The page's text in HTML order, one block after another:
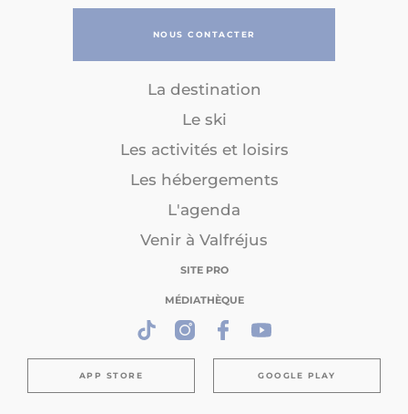
NOUS CONTACTER
La destination
Le ski
Les activités et loisirs
Les hébergements
L'agenda
Venir à Valfréjus
SITE PRO
MÉDIATHÈQUE
APP STORE GOOGLE PLAY